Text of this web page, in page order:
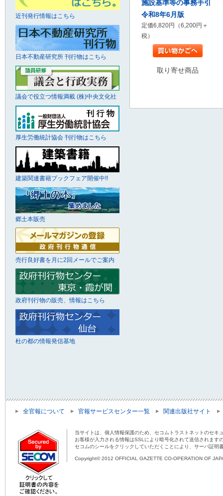
施設基準等の事務手引
令和8年6月版
定価6,820円（6,200円＋
税）
取り寄せ商品
近刊発行情報はこちら
日本不動産研究所 刊行物はこちら
議会で役立つ情報満載 (株)中央文化社
厚生労働統計協会 刊行物はこちら
建築関連書籍ブックフェア開催中!!
郷土本販売
売行良好書を月に2回メールでご案内
政府刊行物の販売、情報はこちら
杜の都の情報発信基地
全官報について 官報サービスセンター一覧 関連出版社サイト
当サイトは、個人情報保護のため、セコムトラストネットのセキ
お客様が入力される情報はSSLにより暗号化されて送信されま
セコムのシールをクリックしていただくことにより、サーバ証明
Copyright© 2012 OFFICIAL GAZETTE CO-OPERATION OF